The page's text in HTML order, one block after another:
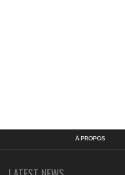
À PROPOS